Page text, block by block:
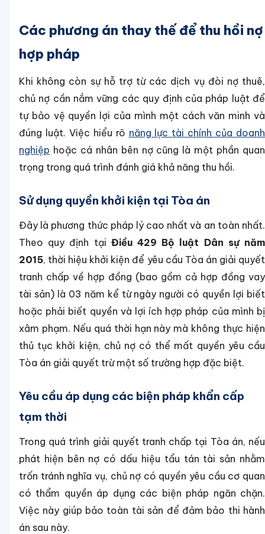
Các phương án thay thế để thu hồi nợ
hợp pháp
Khi không còn sự hỗ trợ từ các dịch vụ đòi nợ thuê,
chủ nợ cần nắm vững các quy định của pháp luật để
tự bảo vệ quyền lợi của mình một cách văn minh và
đúng luật. Việc hiểu rõ năng lực tài chính của doanh
nghiệp hoặc cá nhân bên nợ cũng là một phần quan
trọng trong quá trình đánh giá khả năng thu hồi.
Sử dụng quyền khởi kiện tại Tòa án
Đây là phương thức pháp lý cao nhất và an toàn nhất.
Theo quy định tại Điều 429 Bộ luật Dân sự năm
2015, thời hiệu khởi kiện để yêu cầu Tòa án giải quyết
tranh chấp về hợp đồng (bao gồm cả hợp đồng vay
tài sản) là 03 năm kể từ ngày người có quyền lợi biết
hoặc phải biết quyền và lợi ích hợp pháp của mình bị
xâm phạm. Nếu quá thời hạn này mà không thực hiện
thủ tục khởi kiện, chủ nợ có thể mất quyền yêu cầu
Tòa án giải quyết trừ một số trường hợp đặc biệt.
Yêu cầu áp dụng các biện pháp khẩn cấp
tạm thời
Trong quá trình giải quyết tranh chấp tại Tòa án, nếu
phát hiện bên nợ có dấu hiệu tẩu tán tài sản nhằm
trốn tránh nghĩa vụ, chủ nợ có quyền yêu cầu cơ quan
có thẩm quyền áp dụng các biện pháp ngăn chặn.
Việc này giúp bảo toàn tài sản để đảm bảo thi hành
án sau này.